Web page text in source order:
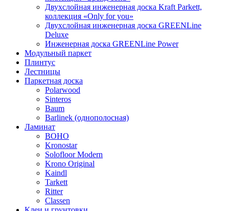
Двухслойная инженерная доска Kraft Parkett,
коллекция «Only for you»
Двухслойная инженерная доска GREENLine
Deluxe
Инженерная доска GREENLine Power
Модульный паркет
Плинтус
Лестницы
Паркетная доска
Polarwood
Sinteros
Baum
Barlinek (однополосная)
Ламинат
BOHO
Kronostar
Solofloor Modern
Krono Original
Kaindl
Tarkett
Ritter
Classen